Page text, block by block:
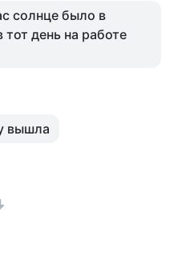
солнце было в
день на работе
вышла